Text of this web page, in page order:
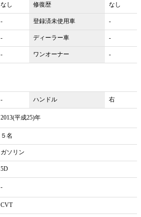
なし 修復歴 なし
- 登録済未使用車 -
- ディーラー車 -
- ワンオーナー -
- ハンドル
右
2013(平成25)年
５名
ガソリン
5D
-
CVT